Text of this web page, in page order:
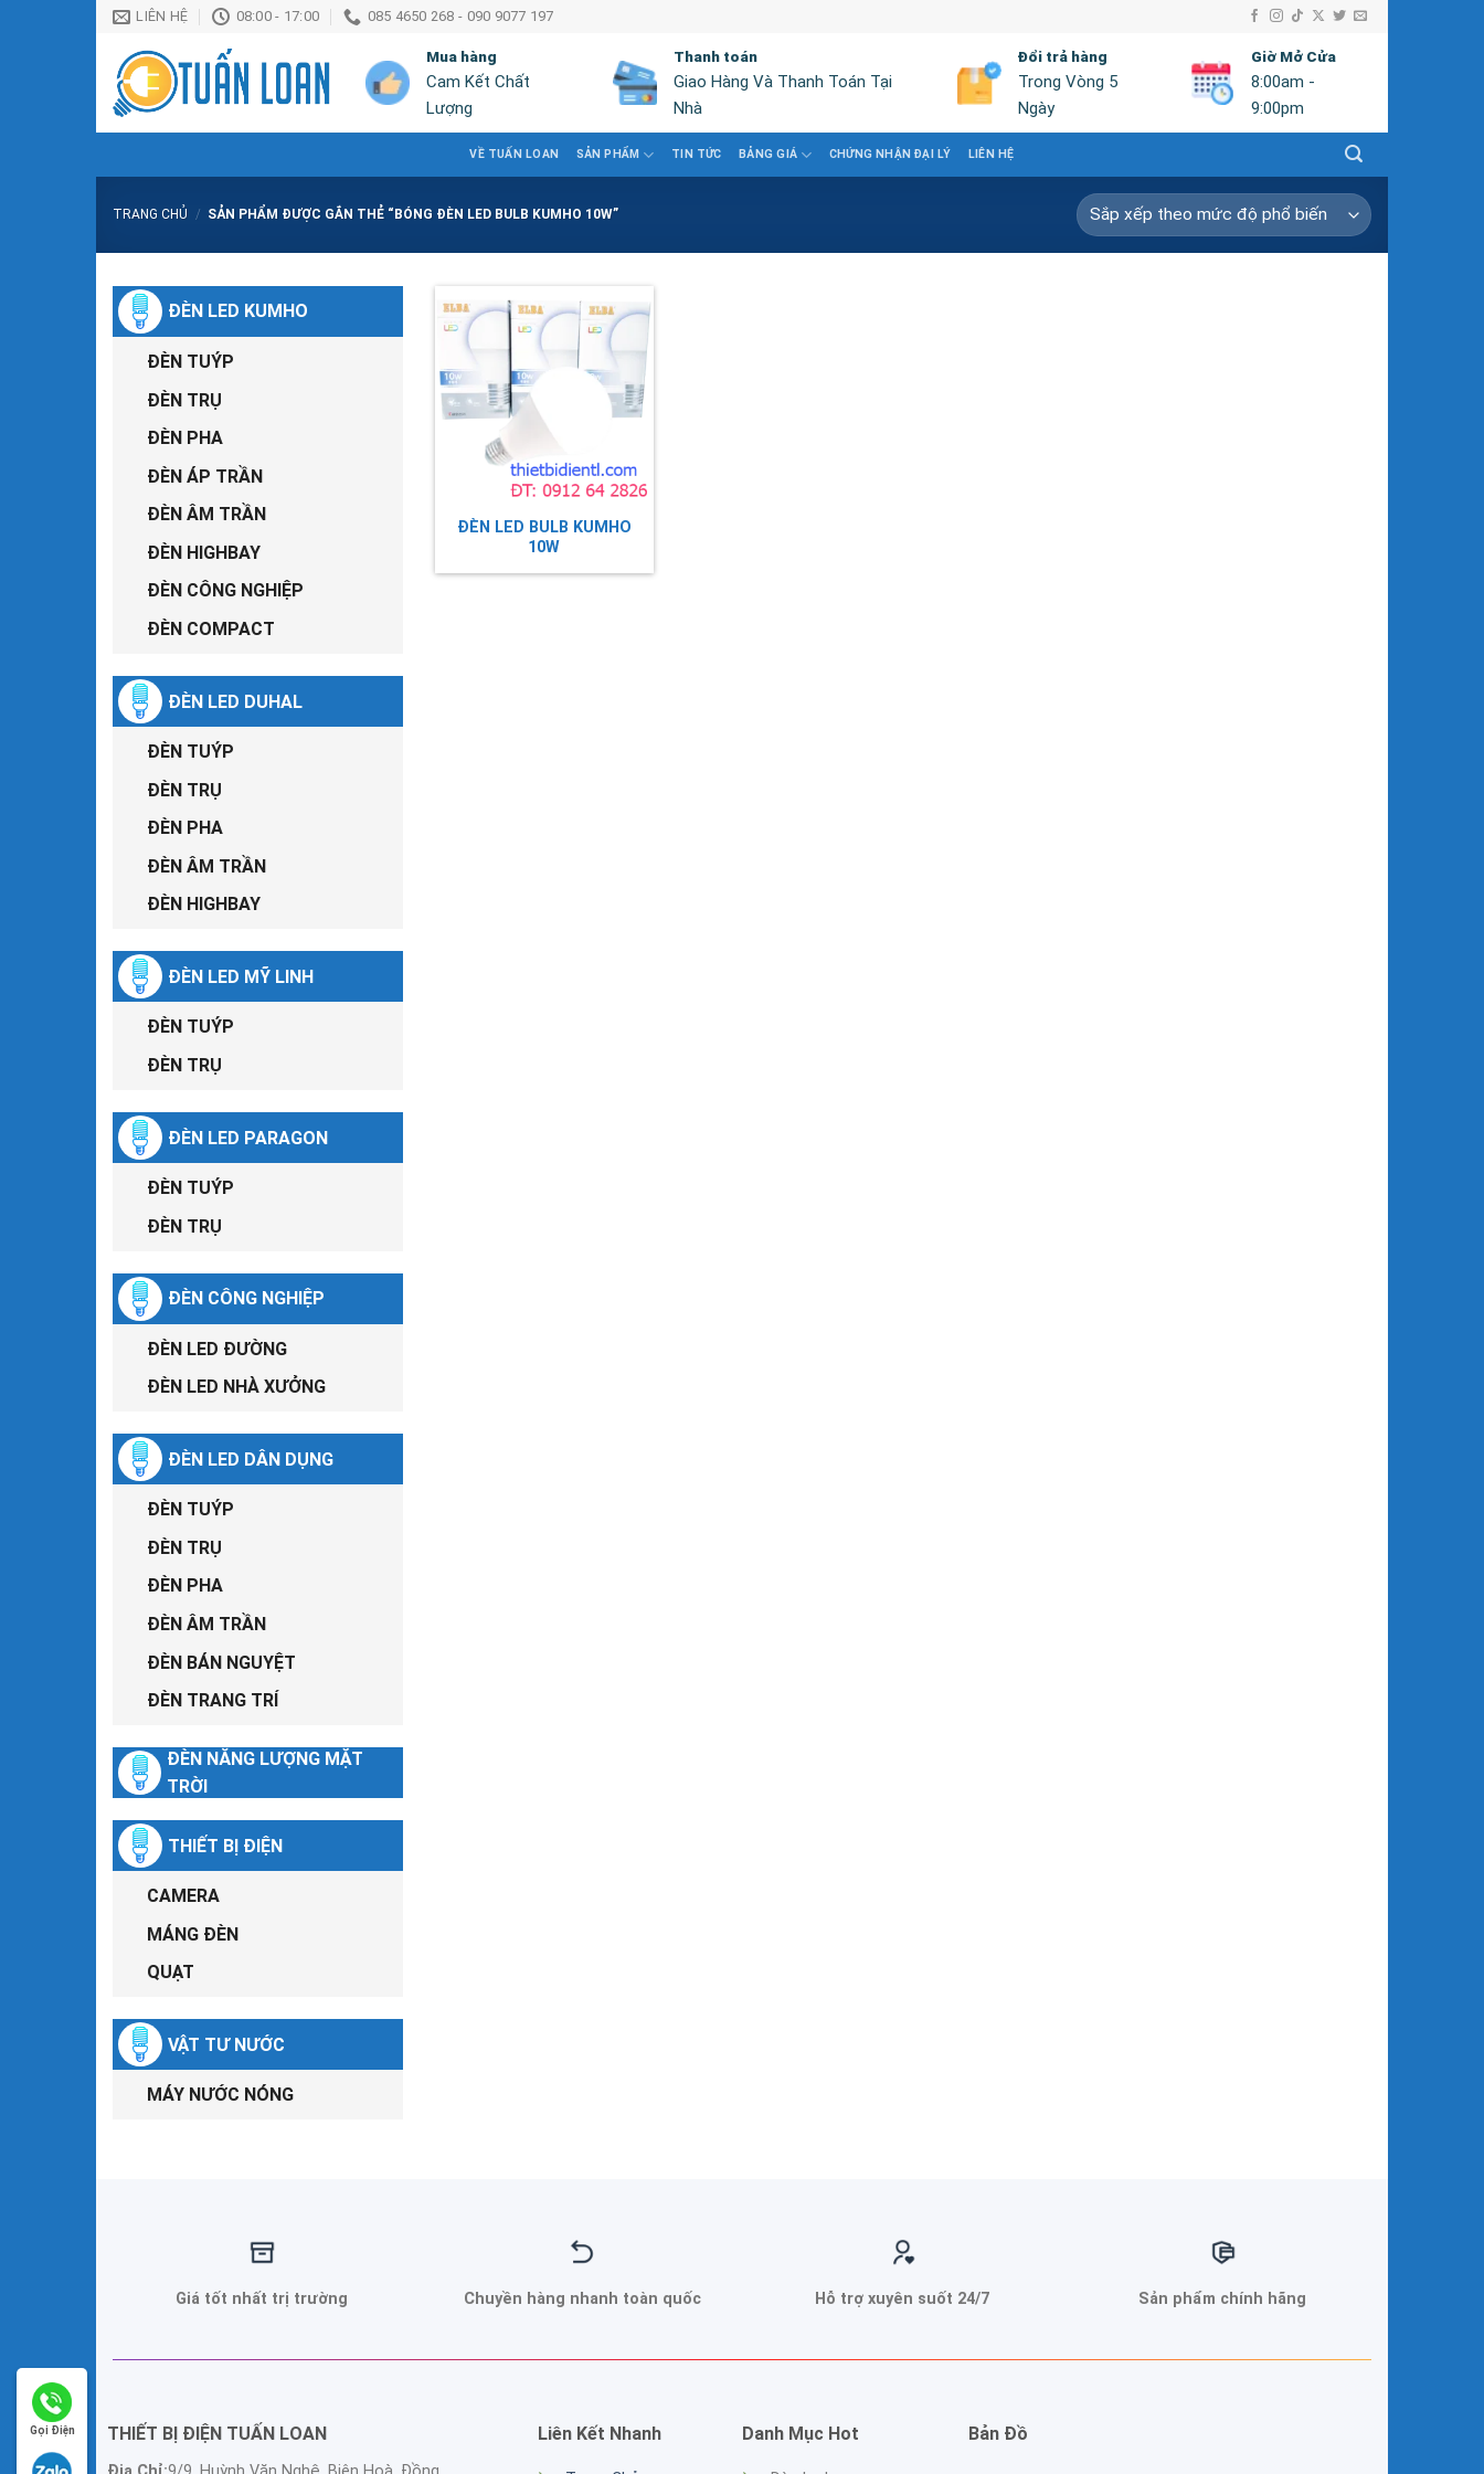
Chuyển
dung
LIÊN HỆ 08:00 - 17:00 085 4650 268 - 090 9077 197
Mua hàng
Cam Kết Chất
Lượng
Thanh toán
Giao Hàng Và Thanh Toán Tại
Nhà
Đổi trả hàng
Trong Vòng 5
Ngày
Giờ Mở Cửa
8:00am -
9:00pm
VỀ TUẤN LOAN SẢN PHẨM TIN TỨC BẢNG GIÁ CHỨNG NHẬN ĐẠI LÝ LIÊN HỆ
TRANG CHỦ / SẢN PHẨM ĐƯỢC GẮN THẺ “BÓNG ĐÈN LED BULB KUMHO 10W”
ĐÈN LED KUMHO
ĐÈN TUÝP
ĐÈN TRỤ
ĐÈN PHA
ĐÈN ÁP TRẦN
ĐÈN ÂM TRẦN
ĐÈN HIGHBAY
ĐÈN CÔNG NGHIỆP
ĐÈN COMPACT
ĐÈN LED DUHAL
ĐÈN TUÝP
ĐÈN TRỤ
ĐÈN PHA
ĐÈN ÂM TRẦN
ĐÈN HIGHBAY
ĐÈN LED MỸ LINH
ĐÈN TUÝP
ĐÈN TRỤ
ĐÈN LED PARAGON
ĐÈN TUÝP
ĐÈN TRỤ
ĐÈN CÔNG NGHIỆP
ĐÈN LED ĐƯỜNG
ĐÈN LED NHÀ XƯỞNG
ĐÈN LED DÂN DỤNG
ĐÈN TUÝP
ĐÈN TRỤ
ĐÈN PHA
ĐÈN ÂM TRẦN
ĐÈN BÁN NGUYỆT
ĐÈN TRANG TRÍ
ĐÈN NĂNG LƯỢNG MẶT
TRỜI
THIẾT BỊ ĐIỆN
CAMERA
MÁNG ĐÈN
QUẠT
VẬT TƯ NƯỚC
MÁY NƯỚC NÓNG
ĐÈN LED BULB KUMHO
10W
Giá tốt nhất trị trường Chuyền hàng nhanh toàn quốc Hỗ trợ xuyên suốt 24/7 Sản phẩm chính hãng
THIẾT BỊ ĐIỆN TUẤN LOAN Liên Kết Nhanh Danh Mục Hot Bản Đồ
Gọi Điện